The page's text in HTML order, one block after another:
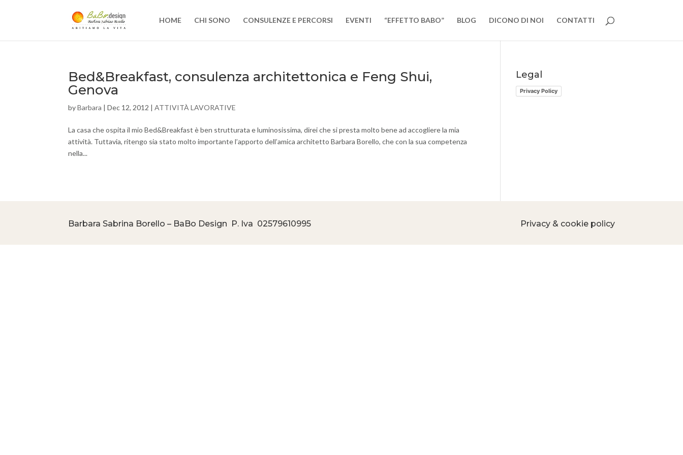
HOME CHI SONO CONSULENZE E PERCORSI EVENTI “EFFETTO BABO” BLOG DICONO DI NOI CONTATTI
Bed&Breakfast, consulenza architettonica e Feng Shui,
Genova
byBarbara |Dec 12, 2012 |ATTIVITÀ LAVORATIVE
La casa che ospita il mio Bed&Breakfast è ben strutturata e luminosissima, direi che si presta molto bene ad accogliere la mia
attività. Tuttavia, ritengo sia stato molto importante l’apporto dell’amica architetto Barbara Borello, che con la sua competenza
nella...
Legal
Privacy Policy
Barbara Sabrina Borello – BaBo Design P. Iva 02579610995 Privacy & cookie policy